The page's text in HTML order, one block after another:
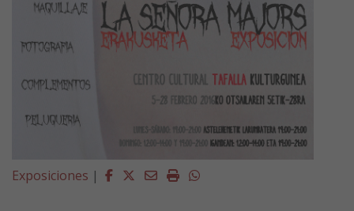
Exposiciones | Facebook
Twitter
EmailImprimirWhatsapp